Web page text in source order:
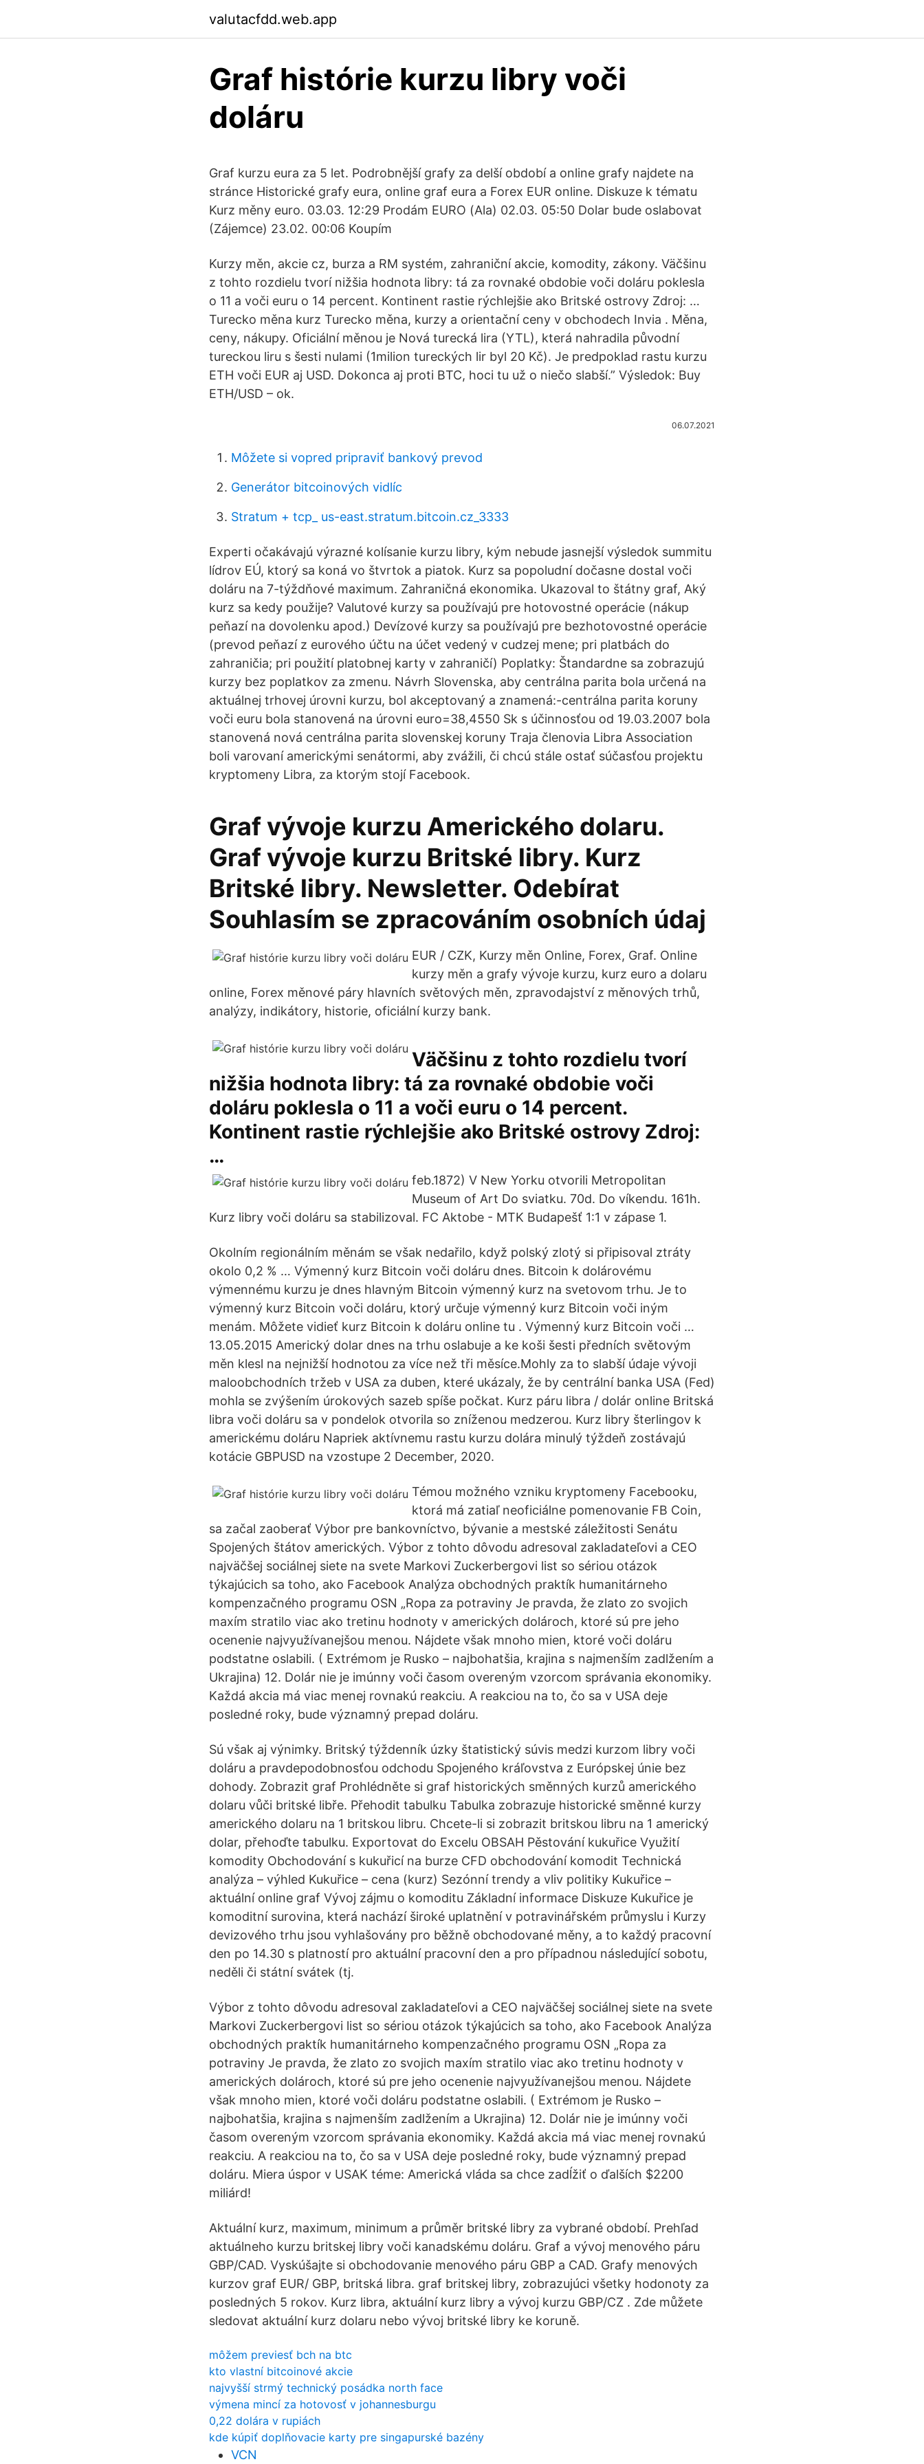
valutacfdd.web.app
Graf histórie kurzu libry voči
doláru
Graf kurzu eura za 5 let. Podrobnější grafy za delší období a online grafy najdete na
stránce Historické grafy eura, online graf eura a Forex EUR online. Diskuze k tématu
Kurz měny euro. 03.03. 12:29 Prodám EURO (Ala) 02.03. 05:50 Dolar bude oslabovat
(Zájemce) 23.02. 00:06 Koupím
Kurzy měn, akcie cz, burza a RM systém, zahraniční akcie, komodity, zákony. Väčšinu
z tohto rozdielu tvorí nižšia hodnota libry: tá za rovnaké obdobie voči doláru poklesla
o 11 a voči euru o 14 percent. Kontinent rastie rýchlejšie ako Britské ostrovy Zdroj: …
Turecko měna kurz Turecko měna, kurzy a orientační ceny v obchodech Invia . Měna,
ceny, nákupy. Oficiální měnou je Nová turecká lira (YTL), která nahradila původní
tureckou liru s šesti nulami (1milion tureckých lir byl 20 Kč). Je predpoklad rastu kurzu
ETH voči EUR aj USD. Dokonca aj proti BTC, hoci tu už o niečo slabší.” Výsledok: Buy
ETH/USD – ok.
06.07.2021
Môžete si vopred pripraviť bankový prevod
Generátor bitcoinových vidlíc
Stratum + tcp_ us-east.stratum.bitcoin.cz_3333
Experti očakávajú výrazné kolísanie kurzu libry, kým nebude jasnejší výsledok summitu
lídrov EÚ, ktorý sa koná vo štvrtok a piatok. Kurz sa popoludní dočasne dostal voči
doláru na 7-týždňové maximum. Zahraničná ekonomika. Ukazoval to štátny graf, Aký
kurz sa kedy použije? Valutové kurzy sa používajú pre hotovostné operácie (nákup
peňazí na dovolenku apod.) Devízové kurzy sa používajú pre bezhotovostné operácie
(prevod peňazí z eurového účtu na účet vedený v cudzej mene; pri platbách do
zahraničia; pri použití platobnej karty v zahraničí) Poplatky: Štandardne sa zobrazujú
kurzy bez poplatkov za zmenu. Návrh Slovenska, aby centrálna parita bola určená na
aktuálnej trhovej úrovni kurzu, bol akceptovaný a znamená:-centrálna parita koruny
voči euru bola stanovená na úrovni euro=38,4550 Sk s účinnosťou od 19.03.2007 bola
stanovená nová centrálna parita slovenskej koruny Traja členovia Libra Association
boli varovaní americkými senátormi, aby zvážili, či chcú stále ostať súčasťou projektu
kryptomeny Libra, za ktorým stojí Facebook.
Graf vývoje kurzu Amerického dolaru.
Graf vývoje kurzu Britské libry. Kurz
Britské libry. Newsletter. Odebírat
Souhlasím se zpracováním osobních údaj
EUR / CZK, Kurzy měn Online, Forex, Graf. Online
kurzy měn a grafy vývoje kurzu, kurz euro a dolaru
online, Forex měnové páry hlavních světových měn, zpravodajství z měnových trhů,
analýzy, indikátory, historie, oficiální kurzy bank.
Väčšinu z tohto rozdielu tvorí
nižšia hodnota libry: tá za rovnaké obdobie voči
doláru poklesla o 11 a voči euru o 14 percent.
Kontinent rastie rýchlejšie ako Britské ostrovy Zdroj:
…
feb.1872) V New Yorku otvorili Metropolitan
Museum of Art Do sviatku. 70d. Do víkendu. 161h.
Kurz libry voči doláru sa stabilizoval. FC Aktobe - MTK Budapešť 1:1 v zápase 1.
Okolním regionálním měnám se však nedařilo, když polský zlotý si připisoval ztráty
okolo 0,2 % … Výmenný kurz Bitcoin voči doláru dnes. Bitcoin k dolárovému
výmennému kurzu je dnes hlavným Bitcoin výmenný kurz na svetovom trhu. Je to
výmenný kurz Bitcoin voči doláru, ktorý určuje výmenný kurz Bitcoin voči iným
menám. Môžete vidieť kurz Bitcoin k doláru online tu . Výmenný kurz Bitcoin voči …
13.05.2015 Americký dolar dnes na trhu oslabuje a ke koši šesti předních světovým
měn klesl na nejnižší hodnotou za více než tři měsíce.Mohly za to slabší údaje vývoji
maloobchodních tržeb v USA za duben, které ukázaly, že by centrální banka USA (Fed)
mohla se zvýšením úrokových sazeb spíše počkat. Kurz páru libra / dolár online Britská
libra voči doláru sa v pondelok otvorila so zníženou medzerou. Kurz libry šterlingov k
americkému doláru Napriek aktívnemu rastu kurzu dolára minulý týždeň zostávajú
kotácie GBPUSD na vzostupe 2 December, 2020.
Témou možného vzniku kryptomeny Facebooku,
ktorá má zatiaľ neoficiálne pomenovanie FB Coin,
sa začal zaoberať Výbor pre bankovníctvo, bývanie a mestské záležitosti Senátu
Spojených štátov amerických. Výbor z tohto dôvodu adresoval zakladateľovi a CEO
najväčšej sociálnej siete na svete Markovi Zuckerbergovi list so sériou otázok
týkajúcich sa toho, ako Facebook Analýza obchodných praktík humanitárneho
kompenzačného programu OSN „Ropa za potraviny Je pravda, že zlato zo svojich
maxím stratilo viac ako tretinu hodnoty v amerických dolároch, ktoré sú pre jeho
ocenenie najvyužívanejšou menou. Nájdete však mnoho mien, ktoré voči doláru
podstatne oslabili. ( Extrémom je Rusko – najbohatšia, krajina s najmenším zadlžením a
Ukrajina) 12. Dolár nie je imúnny voči časom overeným vzorcom správania ekonomiky.
Každá akcia má viac menej rovnakú reakciu. A reakciou na to, čo sa v USA deje
posledné roky, bude významný prepad doláru.
Sú však aj výnimky. Britský týždenník úzky štatistický súvis medzi kurzom libry voči
doláru a pravdepodobnosťou odchodu Spojeného kráľovstva z Európskej únie bez
dohody. Zobrazit graf Prohlédněte si graf historických směnných kurzů amerického
dolaru vůči britské libře. Přehodit tabulku Tabulka zobrazuje historické směnné kurzy
amerického dolaru na 1 britskou libru. Chcete-li si zobrazit britskou libru na 1 americký
dolar, přehoďte tabulku. Exportovat do Excelu OBSAH Pěstování kukuřice Využití
komodity Obchodování s kukuřicí na burze CFD obchodování komodit Technická
analýza – výhled Kukuřice – cena (kurz) Sezónní trendy a vliv politiky Kukuřice –
aktuální online graf Vývoj zájmu o komoditu Základní informace Diskuze Kukuřice je
komoditní surovina, která nachází široké uplatnění v potravinářském průmyslu i Kurzy
devizového trhu jsou vyhlašovány pro běžně obchodované měny, a to každý pracovní
den po 14.30 s platností pro aktuální pracovní den a pro případnou následující sobotu,
neděli či státní svátek (tj.
Výbor z tohto dôvodu adresoval zakladateľovi a CEO najväčšej sociálnej siete na svete
Markovi Zuckerbergovi list so sériou otázok týkajúcich sa toho, ako Facebook Analýza
obchodných praktík humanitárneho kompenzačného programu OSN „Ropa za
potraviny Je pravda, že zlato zo svojich maxím stratilo viac ako tretinu hodnoty v
amerických dolároch, ktoré sú pre jeho ocenenie najvyužívanejšou menou. Nájdete
však mnoho mien, ktoré voči doláru podstatne oslabili. ( Extrémom je Rusko –
najbohatšia, krajina s najmenším zadlžením a Ukrajina) 12. Dolár nie je imúnny voči
časom overeným vzorcom správania ekonomiky. Každá akcia má viac menej rovnakú
reakciu. A reakciou na to, čo sa v USA deje posledné roky, bude významný prepad
doláru. Miera úspor v USAK téme: Americká vláda sa chce zadĺžiť o ďalších $2200
miliárd!
Aktuální kurz, maximum, minimum a průměr britské libry za vybrané období. Prehľad
aktuálneho kurzu britskej libry voči kanadskému doláru. Graf a vývoj menového páru
GBP/CAD. Vyskúšajte si obchodovanie menového páru GBP a CAD. Grafy menových
kurzov graf EUR/ GBP, britská libra. graf britskej libry, zobrazujúci všetky hodonoty za
posledných 5 rokov. Kurz libra, aktuální kurz libry a vývoj kurzu GBP/CZ . Zde můžete
sledovat aktuální kurz dolaru nebo vývoj britské libry ke koruně.
môžem previesť bch na btc
kto vlastní bitcoinové akcie
najvyšší strmý technický posádka north face
výmena mincí za hotovosť v johannesburgu
0,22 dolára v rupiách
kde kúpiť doplňovacie karty pre singapurské bazény
VCN